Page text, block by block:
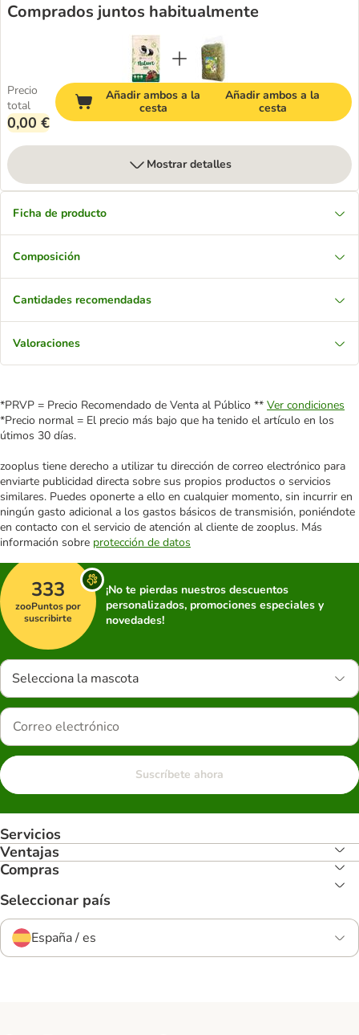
Comprados juntos habitualmente
Precio
total
0,00 €
Añadir ambos a la
cesta
Añadir ambos a la
cesta
Mostrar detalles
Ficha de producto
Composición
Cantidades recomendadas
Valoraciones
*PRVP = Precio Recomendado de Venta al Público ** Ver condiciones
*Precio normal = El precio más bajo que ha tenido el artículo en los
útimos 30 días.
zooplus tiene derecho a utilizar tu dirección de correo electrónico para
enviarte publicidad directa sobre sus propios productos o servicios
similares. Puedes oponerte a ello en cualquier momento, sin incurrir en
ningún gasto adicional a los gastos básicos de transmisión, poniéndote
en contacto con el servicio de atención al cliente de zooplus. Más
información sobre protección de datos
333
zooPuntos por
suscribirte
¡No te pierdas nuestros descuentos
personalizados, promociones especiales y
novedades!
Selecciona la mascota
Suscríbete ahora
Servicios
Ventajas
Compras
Seleccionar país
España / es